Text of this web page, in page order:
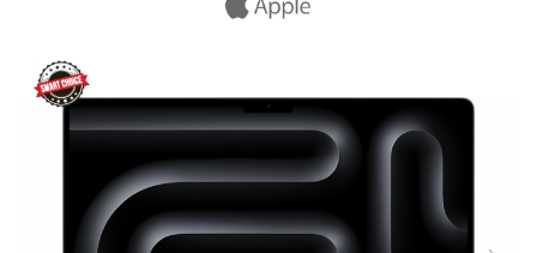
Tablete & accesorii
Telefoane & accesorii
Smart Watch
Apple AirTag